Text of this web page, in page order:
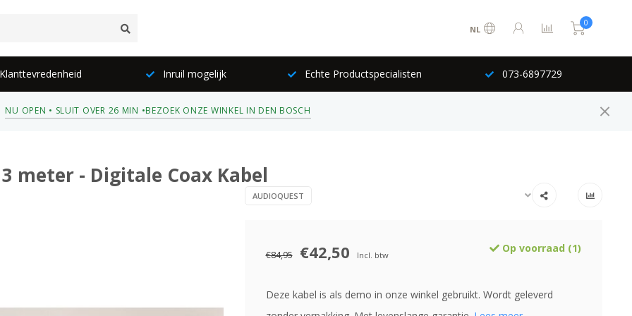
NL
0
Inruil mogelijk Echte Productspecialisten 073-6897729
NU OPEN • SLUIT OVER 26 MIN •BEZOEK ONZE WINKEL IN DEN BOSCH
meter - Digitale Coax Kabel
AUDIOQUEST
€84,95 €42,50 Incl. btw
Op voorraad (1)
Deze kabel is als demo in onze winkel gebruikt. Wordt geleverd